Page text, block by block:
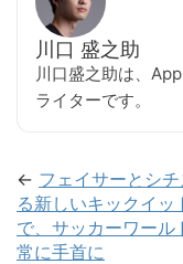
川口 盛之助
川口盛之助は、
ライターです。
← フェイサーとシチ
る新しいキックイッ
で、サッカーワール
常に手首に